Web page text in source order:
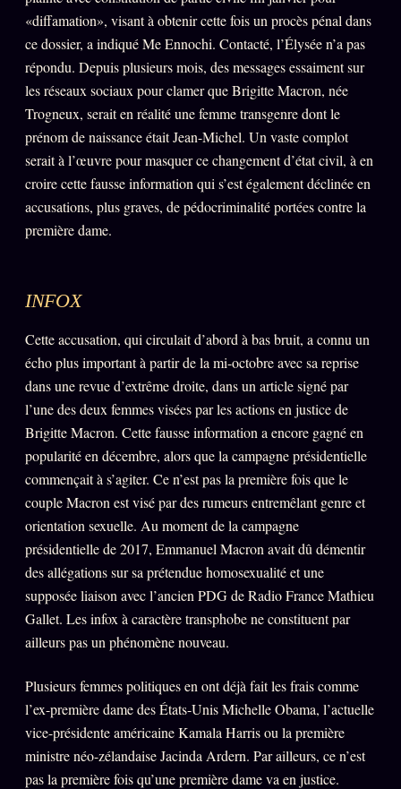
Catalogue
ZS Bundle
Références
SOCIÉTÉ DES AMIS LOI 1901
L'Association ★
S'abonner
Lectures des sœurs
Bienvenue nouveau membre
Manifeste pricing
Se connecter
Z/S SYSTEMS LINEAGE 10 ANS
z/S SYSTEMS2026
BRAINS MODELS
GENERIC ARCHITECTS2018
Archives SMK26 TRANSM.
SMK Manifeste
Gossip Manifeste
Gossip Pacte
Infofiction
«diffamation», visant à obtenir cette fois un procès pénal dans
ce dossier, a indiqué Me Ennochi. Contacté, l’Élysée n’a pas
répondu. Depuis plusieurs mois, des messages essaiment sur
les réseaux sociaux pour clamer que Brigitte Macron, née
Trogneux, serait en réalité une femme transgenre dont le
prénom de naissance était Jean-Michel. Un vaste complot
serait à l’œuvre pour masquer ce changement d’état civil, à en
croire cette fausse information qui s’est également déclinée en
accusations, plus graves, de pédocriminalité portées contre la
première dame.
INFOX
Cette accusation, qui circulait d’abord à bas bruit, a connu un
écho plus important à partir de la mi-octobre avec sa reprise
dans une revue d’extrême droite, dans un article signé par
l’une des deux femmes visées par les actions en justice de
Brigitte Macron. Cette fausse information a encore gagné en
popularité en décembre, alors que la campagne présidentielle
commençait à s’agiter. Ce n’est pas la première fois que le
couple Macron est visé par des rumeurs entremêlant genre et
orientation sexuelle. Au moment de la campagne
présidentielle de 2017, Emmanuel Macron avait dû démentir
des allégations sur sa prétendue homosexualité et une
supposée liaison avec l’ancien PDG de Radio France Mathieu
Gallet. Les infox à caractère transphobe ne constituent par
ailleurs pas un phénomène nouveau.
Plusieurs femmes politiques en ont déjà fait les frais comme
l’ex-première dame des États-Unis Michelle Obama, l’actuelle
vice-présidente américaine Kamala Harris ou la première
ministre néo-zélandaise Jacinda Ardern. Par ailleurs, ce n’est
pas la première fois qu’une première dame va en justice.